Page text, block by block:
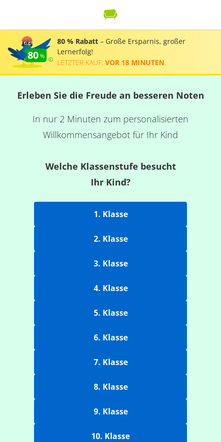
80
80 % Rabatt – Große Ersparnis, großer
Lernerfolg!
LETZTER KAUF: VOR 18 MINUTEN
Erleben Sie die Freude an besseren Noten
In nur 2 Minuten zum personalisierten
Willkommensangebot für Ihr Kind
Welche Klassenstufe besucht
Ihr Kind?
1. Klasse
2. Klasse
3. Klasse
4. Klasse
5. Klasse
6. Klasse
7. Klasse
8. Klasse
9. Klasse
10. Klasse